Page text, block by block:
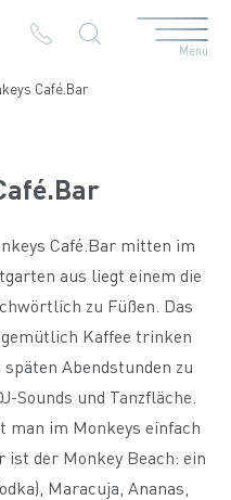
Menü
Café.Bar
Café.Bar mitten im
aus liegt einem die
zu Füßen. Das
Kaffee trinken
Abendstunden zu
Sounds und Tanzfläche.
man im Monkeys einfach
der Monkey Beach: ein
Maracuja, Ananas,